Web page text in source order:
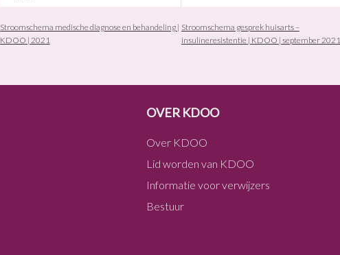
Stroomschema medische diagnose en behandeling |
KDOO | 2021
Stroomschema gesprek huisarts –
insulineresistentie | KDOO | september 2021
OVER KDOO
Over KDOO
Lid worden van KDOO
Informatie voor verwijzers
Bestuur